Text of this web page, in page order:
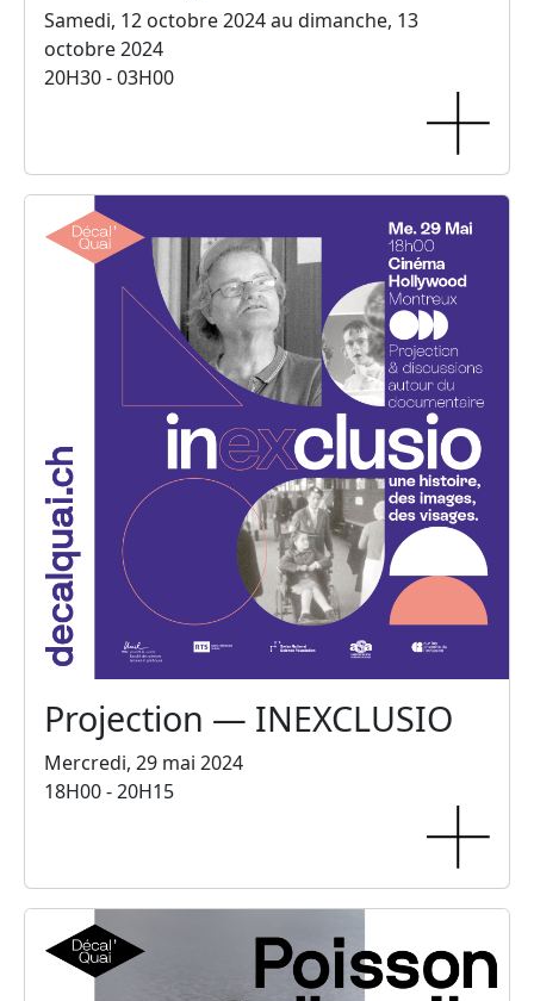
Samedi, 12 octobre 2024 au dimanche, 13
octobre 2024
20H30 - 03H00
Projection — INEXCLUSIO
Mercredi, 29 mai 2024
18H00 - 20H15